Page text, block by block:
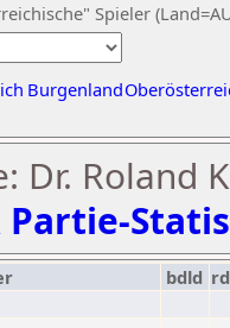
Spieler
Burgenland
Dr. Roland
Partie-
bdld rd